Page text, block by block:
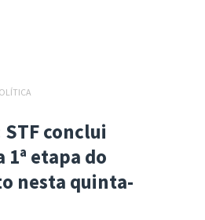
conclui
1ª etapa do
nesta quinta-